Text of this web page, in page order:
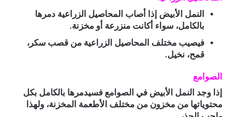
النمل الأبيض إذا أصاب المحاصيل الزراعية دمرها
بالكامل، سواء أكانت منزرعة أو مخزنة.
فيصيب مختلف المحاصيل الزراعية من قصب سكر،
قمح، نخيل.
الصوامع
إذا وجد النمل الأبيض في الصوامع فسيدمرها بالكامل بكل
محتوياتها من مخزون من مختلف الأطعمة المخزنة، ولهذا